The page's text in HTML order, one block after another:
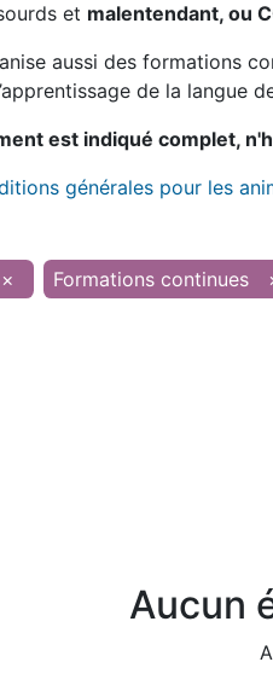
et malentendant, ou
aussi des formations
de la langue
est indiqué complet,
générales pour les
× Formations continues
Aucun